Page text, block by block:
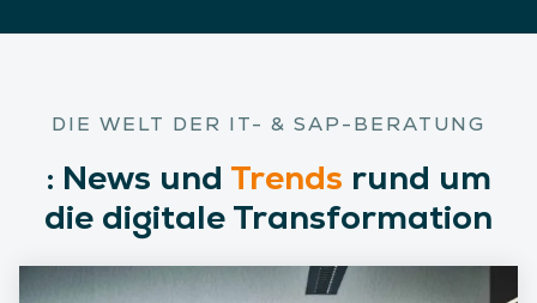
DIE WELT DER IT- & SAP-BERATUNG
: News und Trends rund um
die digitale Transformation